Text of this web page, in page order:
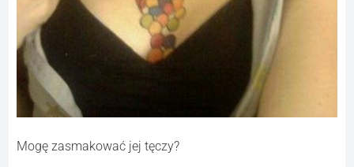
Mogę zasmakować jej tęczy?